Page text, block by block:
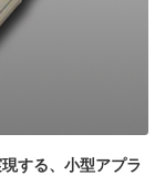
する、小型アプラ